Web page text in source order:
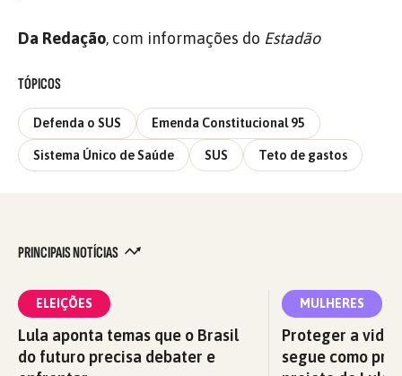
Da Redação, com informações do Estadão
TÓPICOS
Defenda o SUS Emenda Constitucional 95
Sistema Único de Saúde SUS Teto de gastos
PRINCIPAIS NOTÍCIAS
ELEIÇÕES
Lula aponta temas que o Brasil
do futuro precisa debater e
MULHERES
Proteger a vida
segue como